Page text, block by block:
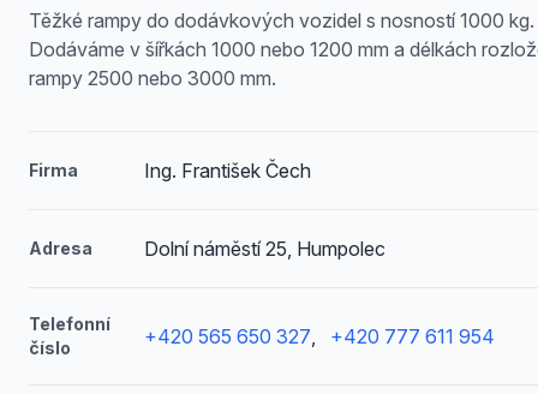
Těžké rampy do dodávkových vozidel s nosností 1000 kg.
Dodáváme v šířkách 1000 nebo 1200 mm a délkách
rampy 2500 nebo 3000 mm.
Firma Ing. František Čech
Adresa Dolní náměstí 25, Humpolec
Telefonní
číslo
+420 565 650 327, +420 777 611 954